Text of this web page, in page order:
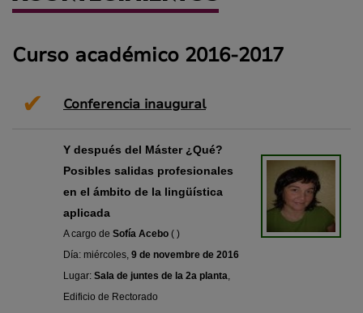
Curso académico 2016-2017
✔ Conferencia inaugural
Y después del Máster ¿Qué?
Posibles salidas profesionales
en el ámbito de la lingüística
aplicada
A cargo de Sofía Acebo ( )
Día: miércoles, 9 de novembre de 2016
Lugar: Sala de juntes de la 2a planta,
Edificio de Rectorado